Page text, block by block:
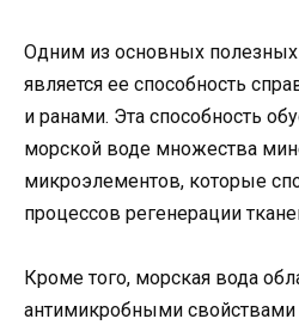
Одним из основных
является ее способность
и ранами. Эта способность
морской воде множества
микроэлементов, которые
процессов регенерации
Кроме того, морская вода
антимикробными свойствами